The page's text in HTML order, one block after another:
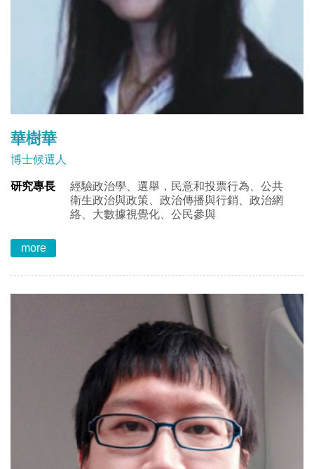
華樹華
博士候選人
研究專長
經驗政治學、選舉，民意和投票行為、公共
衛生政治與政策、政治傳播與行銷、政治網
絡、大數據視覺化、公民參與
more